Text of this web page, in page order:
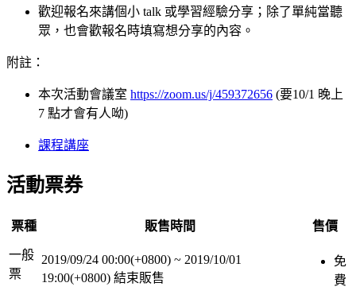
歡迎報名來講個小 talk 或學習經驗分享；除了單純當聽
眾，也會歡報名時填寫想分享的內容。
附註：
本次活動會議室 https://zoom.us/j/459372656 (要10/1 晚上
7 點才會有人呦)
課程講座
活動票券
票種 販售時間 售價
一般
票
2019/09/24 00:00(+0800) ~ 2019/10/01
19:00(+0800) 結束販售
免
費